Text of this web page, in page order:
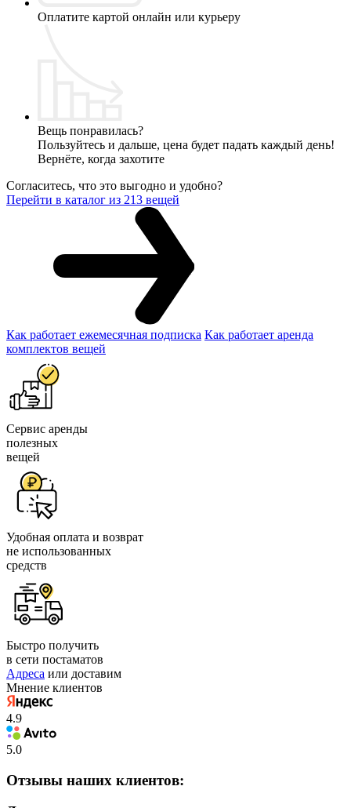
Оплатите картой онлайн или курьеру
Вещь понравилась?
Пользуйтесь и дальше, цена будет падать каждый день!
Вернёте, когда захотите
Согласитесь, что это выгодно и удобно?
Перейти в каталог из 213 вещей
Как работает ежемесячная подписка Как работает аренда
комплектов вещей
Сервис аренды
полезных
вещей
Удобная оплата и возврат
не использованных
средств
Быстро получить
в сети постаматов
Адреса или доставим
Мнение клиентов
4.9
5.0
Отзывы наших клиентов: